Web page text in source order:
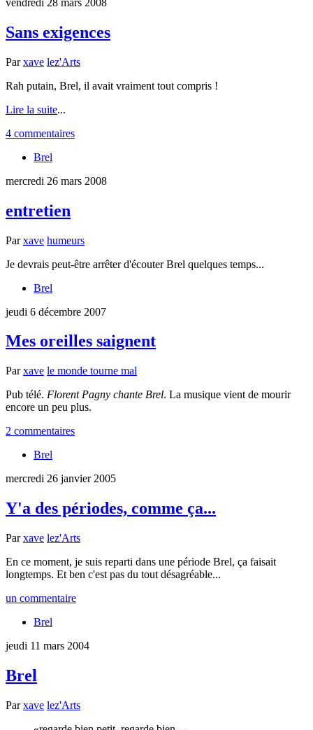
Sans exigences
Parxave lez'Arts
Rah putain, Brel, il avait vraiment tout compris !
Lire la suite...
4 commentaires
Brel
mercredi 26 mars 2008
entretien
Parxave humeurs
Je devrais peut-être arrêter d'écouter Brel quelques temps...
Brel
jeudi 6 décembre 2007
Mes oreilles saignent
Parxave le monde tourne mal
Pub télé. Florent Pagny chante Brel. La musique vient de mourir
encore un peu plus.
2 commentaires
Brel
mercredi 26 janvier 2005
Y'a des périodes, comme ça...
Parxave lez'Arts
En ce moment, je suis reparti dans une période Brel, ça faisait
longtemps. Et ben c'est pas du tout désagréable...
un commentaire
Brel
jeudi 11 mars 2004
Brel
Parxave lez'Arts